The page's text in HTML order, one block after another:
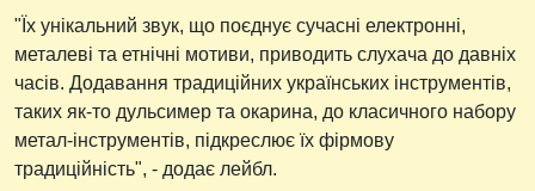
"Їх унікальний звук, що поєднує сучасні електронні,
металеві та етнічні мотиви, приводить слухача до давніх
часів. Додавання традиційних українських інструментів,
таких як-то дульсимер та окарина, до класичного набору
метал-інструментів, підкреслює їх фірмову
традиційність", - додає лейбл.